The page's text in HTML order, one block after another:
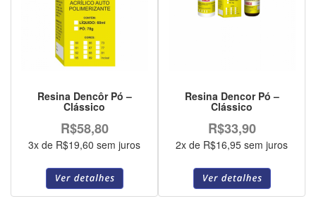
Resina Dencôr Pó –
Clássico
R$58,80
3x de R$19,60 sem juros
Resina Dencor Pó –
Clássico
R$33,90
2x de R$16,95 sem juros